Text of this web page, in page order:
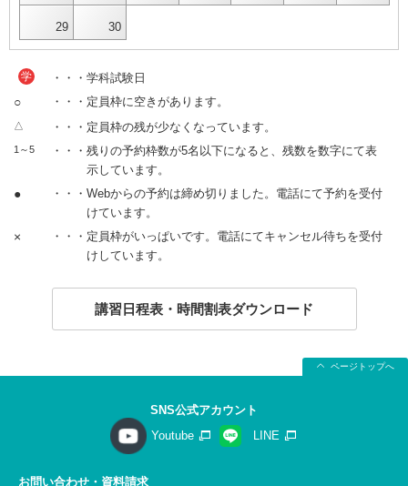
29 30
学 ・・・学科試験日
○ ・・・定員枠に空きがあります。
△ ・・・定員枠の残が少なくなっています。
1～5
・・・残りの予約枠数が5名以下になると、残数を数字にて表
示しています。
●
・・・Webからの予約は締め切りました。電話にて予約を受付
けています。
×
・・・定員枠がいっぱいです。電話にてキャンセル待ちを受付
けしています。
講習日程表・時間割表ダウンロード
ページトップへ
SNS公式アカウント
Youtube
LINE
お問い合わせ・資料請求